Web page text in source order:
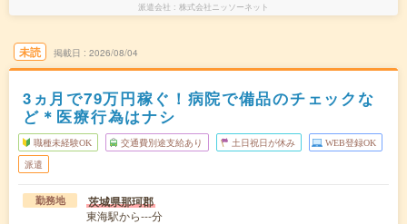
派遣会社 株式会社ニッソーネット
未読 掲載日 2026/08/04
3ヵ月で79万円稼ぐ！病院で備品のチェックな
ど＊医療行為はナシ
職種未経験OK 交通費別途支給あり 土日祝日が休み WEB登録OK
派遣
勤務地 茨城県那珂郡
東海駅から---分